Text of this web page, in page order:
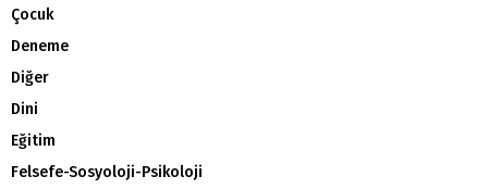
Çocuk
Deneme
Diğer
Dini
Eğitim
Felsefe-Sosyoloji-Psikoloji